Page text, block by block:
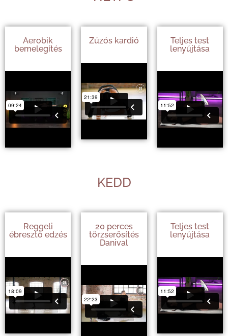
Aerobik
bemelegítés
Zúzós kardió
Teljes test
lenyújtása
KEDD
Reggeli
ébresztő edzés
20 perces
törzserősítés
Danival
Teljes test
lenyújtása